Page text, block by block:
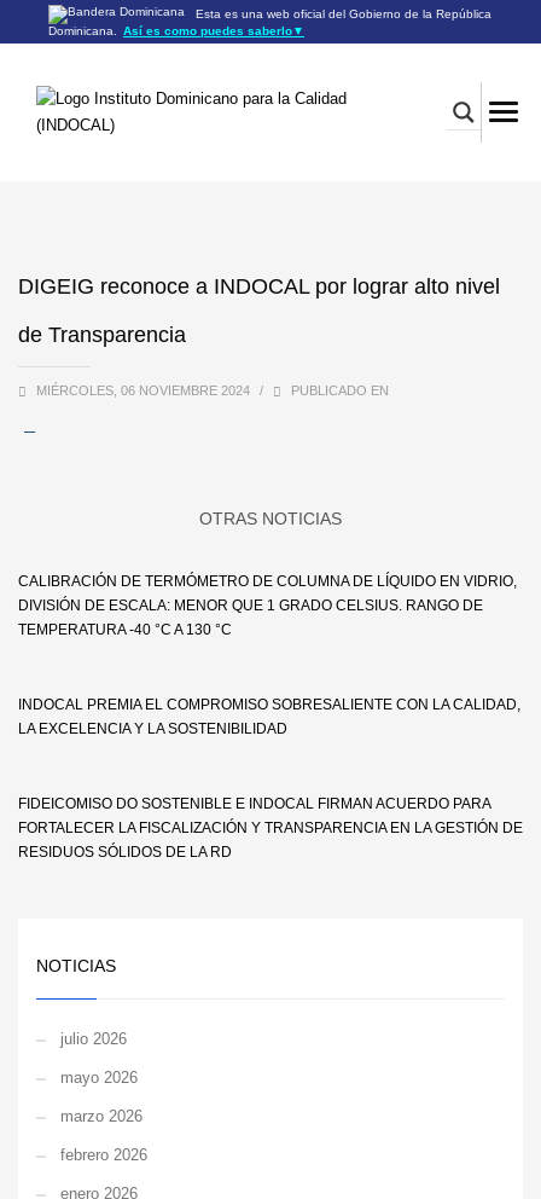
Esta es una web oficial del Gobierno de la República
Dominicana.
Así es como puedes saberlo▼
Los sitios web oficiales utilizan .gob.do o .gov.do
Los sitios web oficiales .gob.do o .gov.do seguros utilizan
HTTPS
DIGEIG reconoce a INDOCAL por lograr alto nivel
de Transparencia
MIÉRCOLES, 06 NOVIEMBRE 2024 / PUBLICADO EN
CALIBRACIÓN DE TERMÓMETRO DE COLUMNA DE LÍQUIDO EN VIDRIO,
DIVISIÓN DE ESCALA: MENOR QUE 1 GRADO CELSIUS. RANGO DE
TEMPERATURA -40 °C A 130 °C
INDOCAL PREMIA EL COMPROMISO SOBRESALIENTE CON LA CALIDAD,
LA EXCELENCIA Y LA SOSTENIBILIDAD
FIDEICOMISO DO SOSTENIBLE E INDOCAL FIRMAN ACUERDO PARA
FORTALECER LA FISCALIZACIÓN Y TRANSPARENCIA EN LA GESTIÓN DE
RESIDUOS SÓLIDOS DE LA RD
NOTICIAS
julio 2026
mayo 2026
marzo 2026
febrero 2026
enero 2026